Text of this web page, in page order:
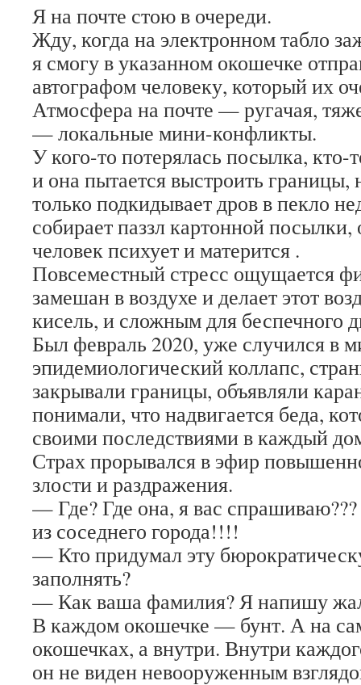
Я на почте стою в очереди.
Жду, когда на электронном табло
я смогу в указанном окошечке
автографом человеку, который их
Атмосфера на почте — ругачая,
— локальные мини-конфликты.
У кого-то потерялась посылка, кто-
и она пытается выстроить границы,
только подкидывает дров в пекло
собирает паззл картонной
человек психует и матерится .
Повсеместный стресс ощущается
замешан в воздухе и делает этот
кисель, и сложным для беспечного
Был февраль 2020, уже случился в
эпидемиологический коллапс,
закрывали границы, объявляли
понимали, что надвигается беда,
своими последствиями в каждый
Страх прорывался в эфир
злости и раздражения.
— Где? Где она, я вас
из соседнего города!!!!
— Кто придумал эту
заполнять?
— Как ваша фамилия? Я напишу
В каждом окошечке — бунт. А на
окошечках, а внутри. Внутри
он не виден невооруженным